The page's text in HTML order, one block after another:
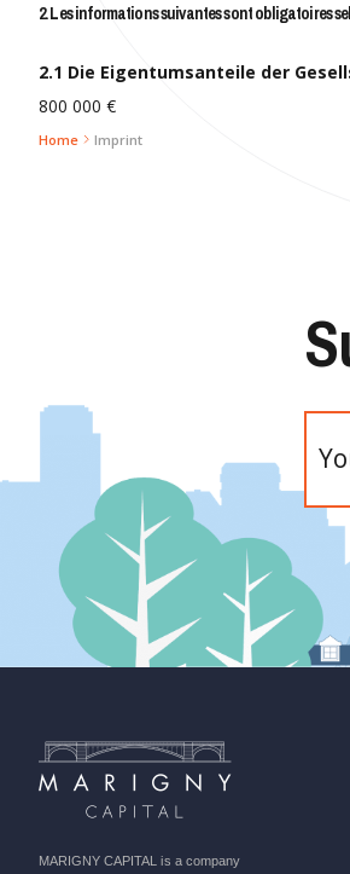
2. Les informations suivantes sont obligatoires
2.1 Die Eigentumsanteile der
800 000 €
Home Imprint
Please
this
field
MARIGNY CAPITAL is a company